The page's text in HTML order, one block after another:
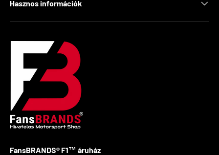
Hasznos információk
FansBRANDS® F1™ áruház